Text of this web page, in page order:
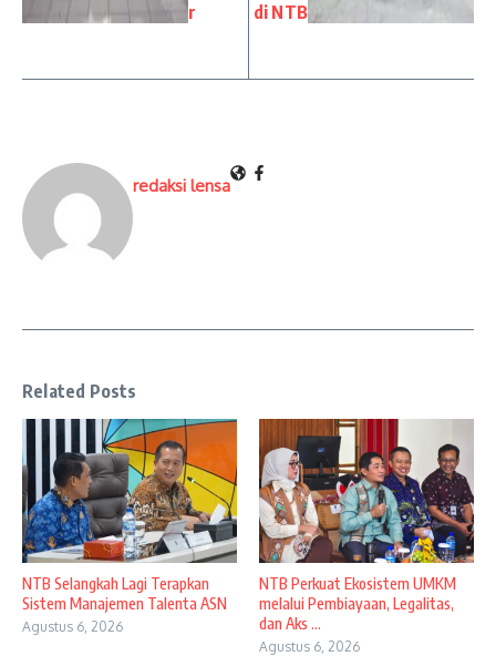
r
di NTB
redaksi lensa
Related Posts
NTB Selangkah Lagi Terapkan
Sistem Manajemen Talenta ASN
Agustus 6, 2026
NTB Perkuat Ekosistem UMKM
melalui Pembiayaan, Legalitas,
dan Aks ...
Agustus 6, 2026